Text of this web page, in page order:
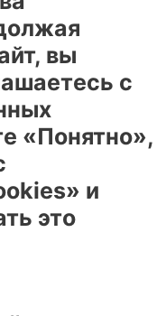
вы
с
«Понятно»,
и
это